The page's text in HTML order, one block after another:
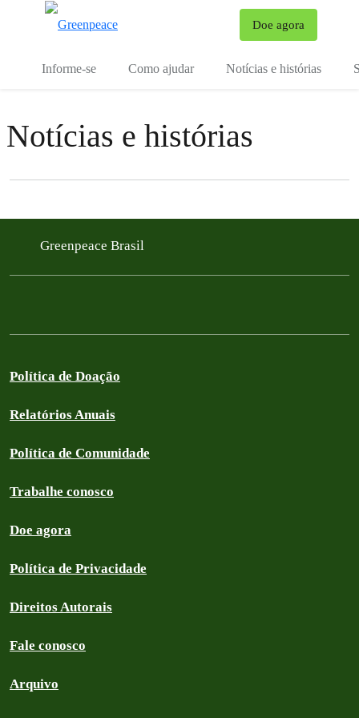
Doe agora
Informe-se Como ajudar Notícias e histórias
Notícias e histórias
Filter posts
Greenpeace Brasil
Política de Doação
Relatórios Anuais
Política de Comunidade
Trabalhe conosco
Doe agora
Política de Privacidade
Direitos Autorais
Fale conosco
Arquivo